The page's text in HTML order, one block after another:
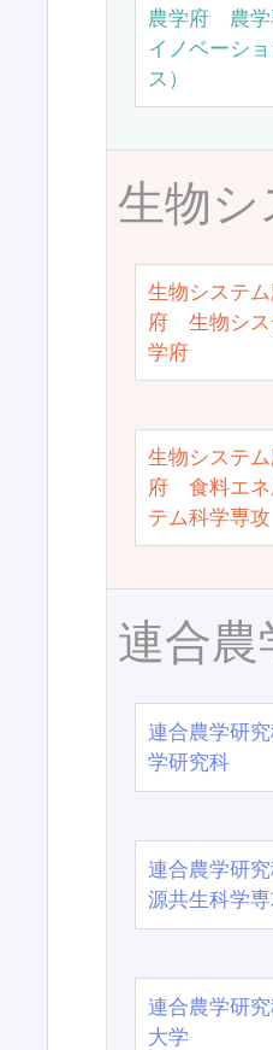
農学府 農学
イノベーシ
ス）
生物
生物システ
府 生物シス
学府
生物システ
府 食料エネ
テム科学専攻
連合農
連合農学研
学研究科
連合農学研
源共生科学
連合農学研
大学